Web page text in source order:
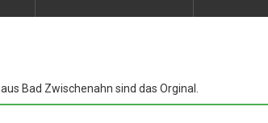
Bad Zwischenahn sind das Orginal.